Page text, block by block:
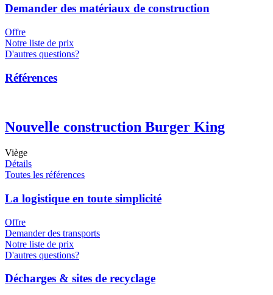
Demander des matériaux de construction
Offre
Notre liste de prix
D'autres questions?
Références
Nouvelle construction Burger King
Viège
Détails
Toutes les références
La logistique en toute simplicité
Offre
Demander des transports
Notre liste de prix
D'autres questions?
Décharges & sites de recyclage